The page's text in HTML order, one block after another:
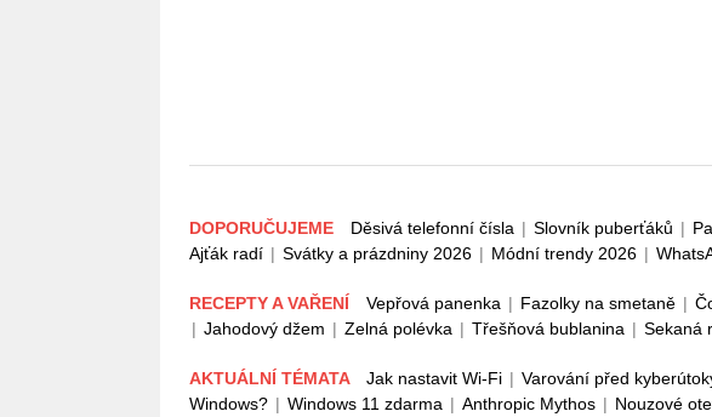
DOPORUČUJEME Děsivá telefonní čísla | Slovník puberťáků |
Ajťák radí | Svátky a prázdniny 2026 | Módní trendy 2026 |
RECEPTY A VAŘENÍ Vepřová panenka | Fazolky na smetaně |
| Jahodový džem | Zelná polévka | Třešňová bublanina | Sekaná
AKTUÁLNÍ TÉMATA Jak nastavit Wi-Fi | Varování před
Windows? | Windows 11 zdarma | Anthropic Mythos | Nouzové